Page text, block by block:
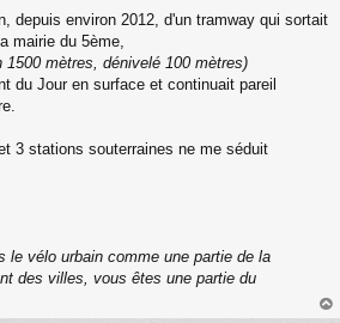
depuis environ 2012, d'un tramway qui sortait
mairie du 5ème,
1500 mètres, dénivelé 100 mètres)
du Jour en surface et continuait pareil
3 stations souterraines ne me séduit
le vélo urbain comme une partie de la
des villes, vous êtes une partie du